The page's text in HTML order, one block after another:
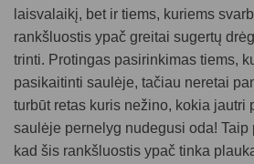
laisvalaikį, bet ir tiems, kuriems
rankšluostis ypač greitai sugertų
trinti. Protingas pasirinkimas tiems,
pasikaitinti saulėje, tačiau neretai
turbūt retas kuris nežino, kokia jautri
saulėje pernelyg nudegusi oda! Taip
kad šis rankšluostis ypač tinka